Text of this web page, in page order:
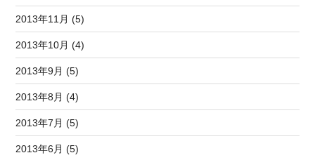
2013年11月 (5)
2013年10月 (4)
2013年9月 (5)
2013年8月 (4)
2013年7月 (5)
2013年6月 (5)